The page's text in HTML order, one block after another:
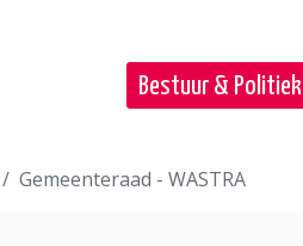
Bestuur & Politiek
Gemeenteraad - WASTRA